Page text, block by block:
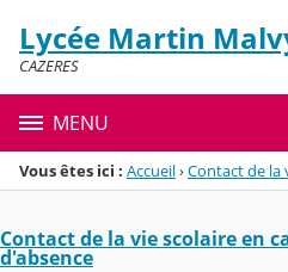
Menu de la rubrique
Contenu
Lycée Martin
CAZERES
MENU
Vous êtes ici : Accueil›Contact de la
Contact de la vie scolaire en
d'absence